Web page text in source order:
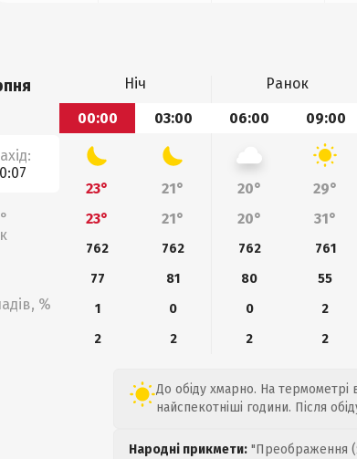
%
Ніч Ранок
00:00
03:00 06:00 09:00
23° 21° 20° 29°
23°
21° 20° 31°
762 762 762 761
77
81 80 55
1
0 0 2
2
2 2 2
До обіду хмарно. На термометрі
найспекотніші години. Після
Народні прикмети: "Преображення